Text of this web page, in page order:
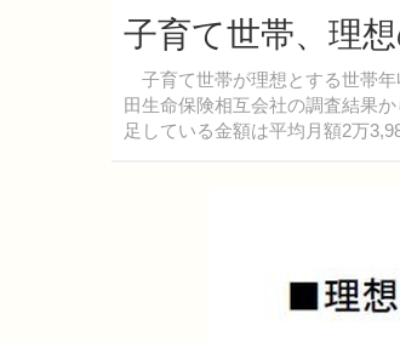
子育て世帯、理
子育て世帯が理想とする世帯年
田生命保険相互会社の調査結果
足している金額は平均月額2万